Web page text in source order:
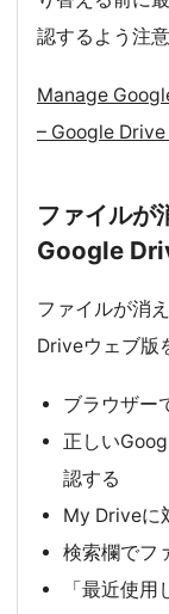
認するよう注
Manage
– Google
ファイルが
Google
ファイルが消
Driveウェブ版
ブラウザー
正しい
認する
My Driveに
検索欄でフ
「最近使